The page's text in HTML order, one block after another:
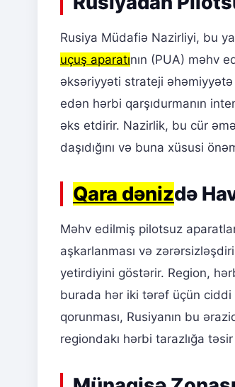
Rusiya Müdafiə Nazirliyi, bu
uçuş aparatının (PUA) məhv
əksəriyyəti strateji
edən hərbi qarşıdurmanın
əks etdirir. Nazirlik, bu cür
daşıdığını və buna xüsusi
Qara dənizdə
Məhv edilmiş pilotsuz
aşkarlanması və
yetirdiyini göstərir. Region,
burada hər iki tərəf üçün ciddi
qorunması, Rusiyanın bu
regiondakı hərbi tarazlığa